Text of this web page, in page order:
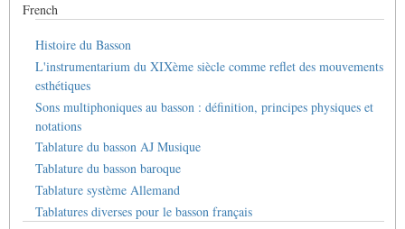
French
Histoire du Basson
L'instrumentarium du XIXème siècle comme reflet des mouvements
esthétiques
Sons multiphoniques au basson : définition, principes physiques et
notations
Tablature du basson AJ Musique
Tablature du basson baroque
Tablature système Allemand
Tablatures diverses pour le basson français